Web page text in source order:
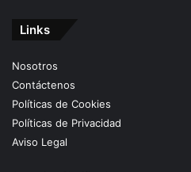
Links
Nosotros
Contáctenos
Políticas de Cookies
Políticas de Privacidad
Aviso Legal